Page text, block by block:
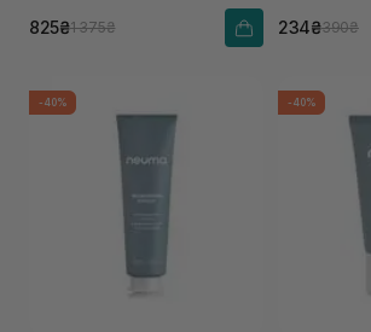
825₴1 375₴ 234₴390₴
-40% -40%